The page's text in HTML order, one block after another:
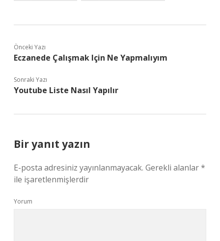
Önceki Yazı
Eczanede Çalışmak Için Ne Yapmalıyım
Sonraki Yazı
Youtube Liste Nasıl Yapılır
Bir yanıt yazın
E-posta adresiniz yayınlanmayacak. Gerekli alanlar*
ile işaretlenmişlerdir
Yorum